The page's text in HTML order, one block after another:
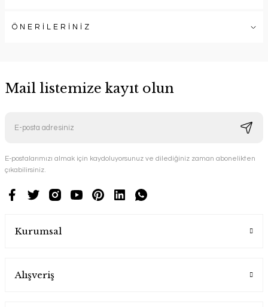
ÖNERİLERİNİZ
Mail listemize kayıt olun
E-postalarımızı almak için kaydoluyorsunuz ve dilediğiniz zaman abonelikten
çıkabilirsiniz.
Kurumsal
Alışveriş